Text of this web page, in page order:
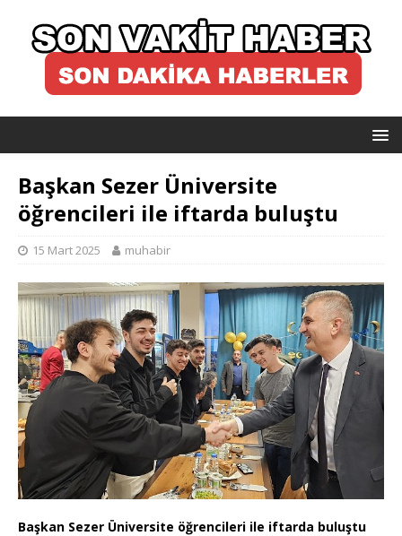
Başkan Sezer Üniversite
öğrencileri ile iftarda buluştu
15 Mart 2025 muhabir
Başkan Sezer Üniversite öğrencileri ile iftarda buluştu